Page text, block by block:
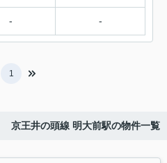
- -
1
京王井の頭線 明大前駅の物件一覧